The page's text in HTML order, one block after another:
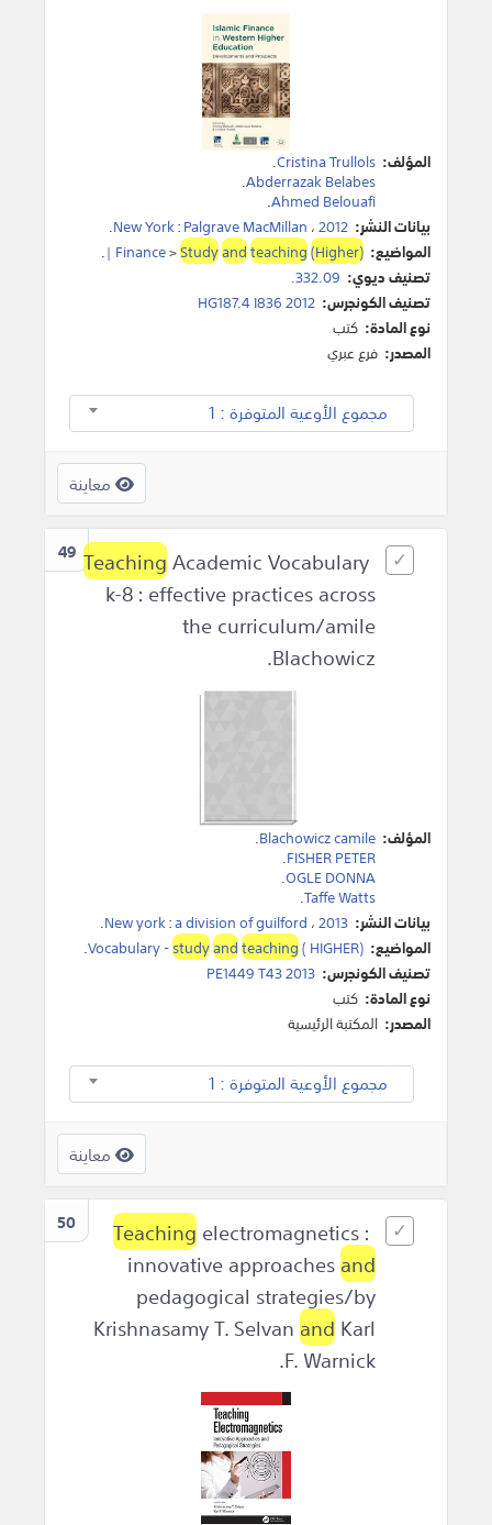
المؤلف: Cristina Trullols
.
Abderrazak Belabes
.
Ahmed Belouafi
.
بيانات النشر:
New York:Palgrave MacMillan ،2012
.
المواضيع:
Finance>Studyandteaching(Higher)
|
.
تصنيف ديوي: 332.09.
تصنيف الكونجرس: HG187.4 I836 2012
نوع المادة: كتب
المصدر: فرع عبري
مجموع الأوعية المتوفرة : 1
معاينة
49 TeachingAcademic Vocabulary
k-8 : effective practices across
the curriculum/amile
Blachowicz.
المؤلف: Blachowicz camile
.
FISHER PETER
.
OGLE DONNA
.
Taffe Watts
.
بيانات النشر:
New york:a division of guilford ،2013
.
المواضيع:
Vocabulary -studyandteaching( HIGHER)
.
تصنيف الكونجرس: PE1449 T43 2013
نوع المادة: كتب
المصدر: المكتبة الرئيسية
مجموع الأوعية المتوفرة : 1
معاينة
50 Teachingelectromagnetics :
innovative approachesand
pedagogical strategies/by
Krishnasamy T. SelvanandKarl
F. Warnick.